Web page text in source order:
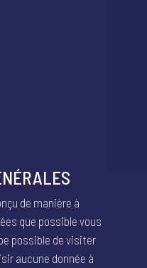
de manière à
que possible vous
possible de visiter
aucune donnée à